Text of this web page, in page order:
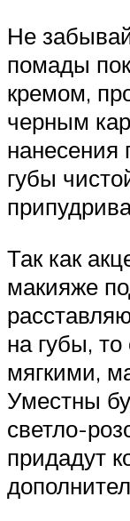
Не
помады
кремом,
черным
нанесения
губы
Так как
макияже
на губы,
мягкими,
Уместны
светло-
придадут